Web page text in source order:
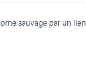
sauvage par un